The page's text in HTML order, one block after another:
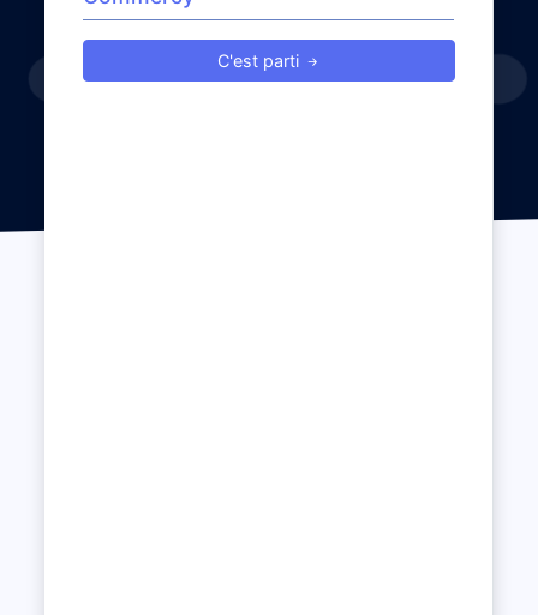
C'est parti